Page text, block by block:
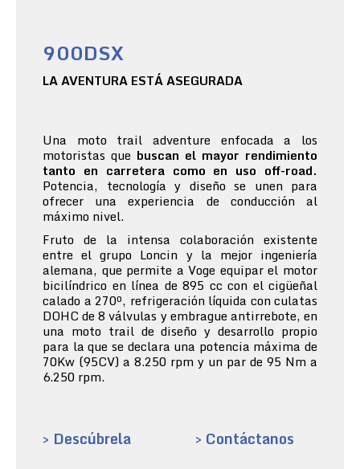
900DSX
LA AVENTURA ESTÁ ASEGURADA
Una moto trail adventure enfocada a los
motoristas que buscan el mayor rendimiento
tanto en carretera como en uso off-road.
Potencia, tecnología y diseño se unen para
ofrecer una experiencia de conducción al
máximo nivel.
Fruto de la intensa colaboración existente
entre el grupo Loncin y la mejor ingeniería
alemana, que permite a Voge equipar el motor
bicilíndrico en línea de 895 cc con el cigüeñal
calado a 270º, refrigeración líquida con culatas
DOHC de 8 válvulas y embrague antirrebote, en
una moto trail de diseño y desarrollo propio
para la que se declara una potencia máxima de
70Kw (95CV) a 8.250 rpm y un par de 95 Nm a
6.250 rpm.
> Descúbrela > Contáctanos